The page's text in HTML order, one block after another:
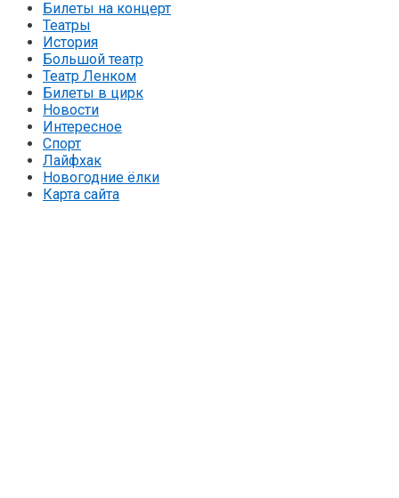
Билеты на концерт
Театры
История
Большой театр
Театр Ленком
Билеты в цирк
Новости
Интересное
Спорт
Лайфхак
Новогодние ёлки
Карта сайта